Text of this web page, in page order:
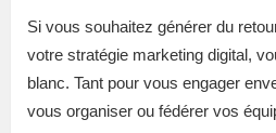
Si vous souhaitez générer du
votre stratégie marketing digital,
blanc. Tant pour vous engager
vous organiser ou fédérer vos